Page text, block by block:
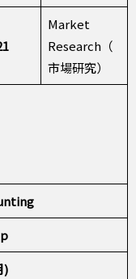
Market
Research（
市場研究）
)